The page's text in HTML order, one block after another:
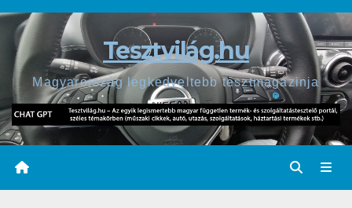
Skip
content
Tesztvilág.hu
Magyarország legkedveltebb tesztmagazinja